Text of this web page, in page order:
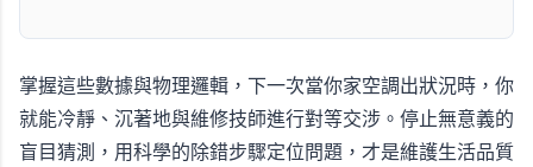
掌握這些數據與物理邏輯，下一次當你家空調出狀況時，你
就能冷靜、沉著地與維修技師進行對等交涉。停止無意義的
盲目猜測，用科學的除錯步驟定位問題，才是維護生活品質